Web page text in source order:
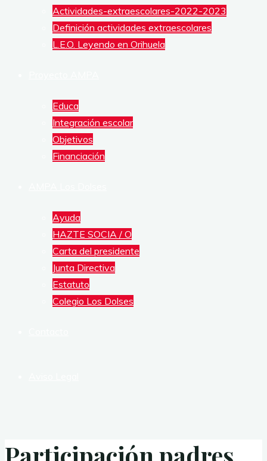
Actividades-extraescolares-2022-2023
Definición actividades extraescolares
L.E.O. Leyendo en Orihuela
Educa
Integración escolar
Objetivos
Financiación
Ayuda
HAZTE SOCIA / O
Carta del presidente
Junta Directiva
Estatuto
Colegio Los Dolses